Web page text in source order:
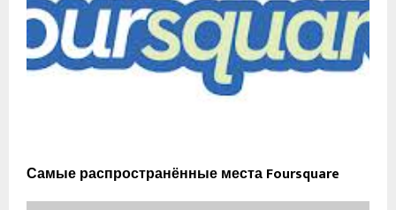
Самые распространённые места Foursquare